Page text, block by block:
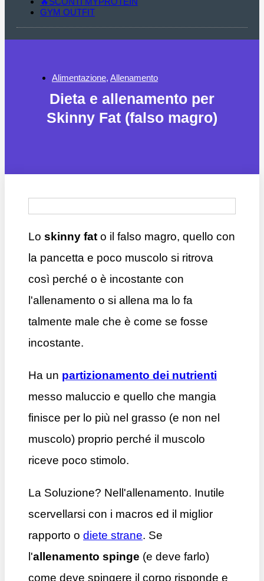
GYM OUTFIT
Alimentazione, Allenamento
Dieta e allenamento per
Skinny Fat (falso magro)
Lo skinny fat o il falso magro, quello con
la pancetta e poco muscolo si ritrova
così perché o è incostante con
l'allenamento o si allena ma lo fa
talmente male che è come se fosse
incostante.
Ha un partizionamento dei nutrienti
messo maluccio e quello che mangia
finisce per lo più nel grasso (e non nel
muscolo) proprio perché il muscolo
riceve poco stimolo.
La Soluzione? Nell'allenamento. Inutile
scervellarsi con i macros ed il miglior
rapporto o diete strane. Se
l'allenamento spinge (e deve farlo)
come deve spingere il corpo risponde e